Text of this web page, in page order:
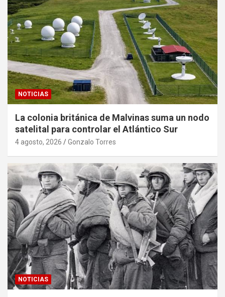
NOTICIAS
La colonia británica de Malvinas suma un nodo
satelital para controlar el Atlántico Sur
4 agosto, 2026 Gonzalo Torres
NOTICIAS